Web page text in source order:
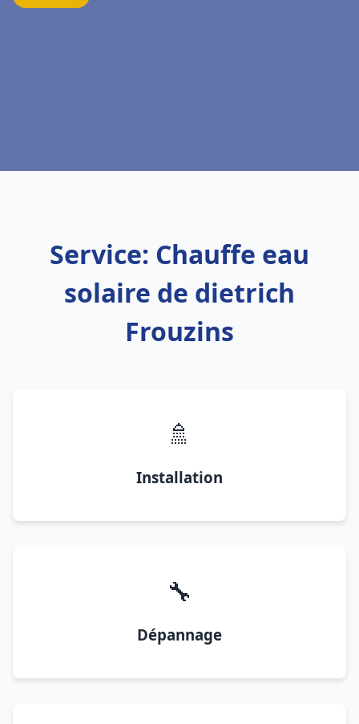
Service: Chauffe eau
solaire de dietrich
Frouzins
🚿
Installation
🔧
Dépannage